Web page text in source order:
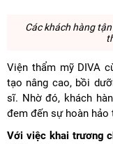
Các khách hàng
Viện thẩm mỹ DIVA
tạo nâng cao, bồi
sĩ. Nhờ đó, khách
đem đến sự hoàn hảo
Với việc khai trương